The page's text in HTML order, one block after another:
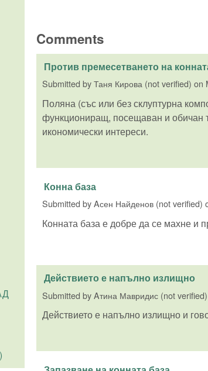
Comments
Против премесетването на
Submitted byТаня Кирова (not verified) on
Поляна (със или без склуптурна
функциониращ, посещаван и обичан
икономически интереси.
Конна база
Submitted byAсен Найденов (not verified)
Конната база е добре да се махне и
Действието е напълно излищно
Submitted byAтина Мавридис (not verified)
Действието е напълно излищно и